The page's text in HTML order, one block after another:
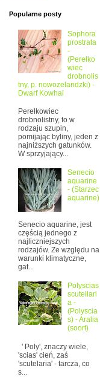
Popularne posty
Sophora
prostrata
-
(Perełko
wiec
drobnolis
tny, p. nowozelandzki) -
Dwarf Kowhai
Perełkowiec
drobnolistny, to w
rodzaju szupin,
pomijając byliny, jeden z
najniższych gatunków.
W sprzyjający...
Senecio
aquarine
- (Starzec
aquarine)
Senecio aquarine, jest
częścią jednego z
najliczniejszych
rodzajów. Ze względu na
warunki klimatyczne,
gat...
Polyscias
scutellari
a -
(Polyscia
s) - Aralia
(soort)
' Poly', znaczy wiele,
'scias' cień, zaś
'scutelaria' - tarcza, co
s...